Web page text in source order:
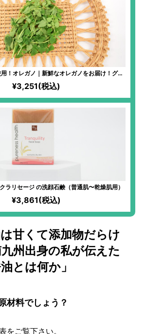
！オレガノ｜新鮮なオレガノをお届け！グリ
の仕上げに加えたり、ピザやパスタソースに加
えたりと、活用度大！
¥3,251(税込)
ラリセージ の洗顔石鹸（普通肌〜乾燥肌用）
¥3,861(税込)
甘くて添加物だらけ
州出身の私が伝えた
とは何か」
材料でしょう？
をご覧下さい。